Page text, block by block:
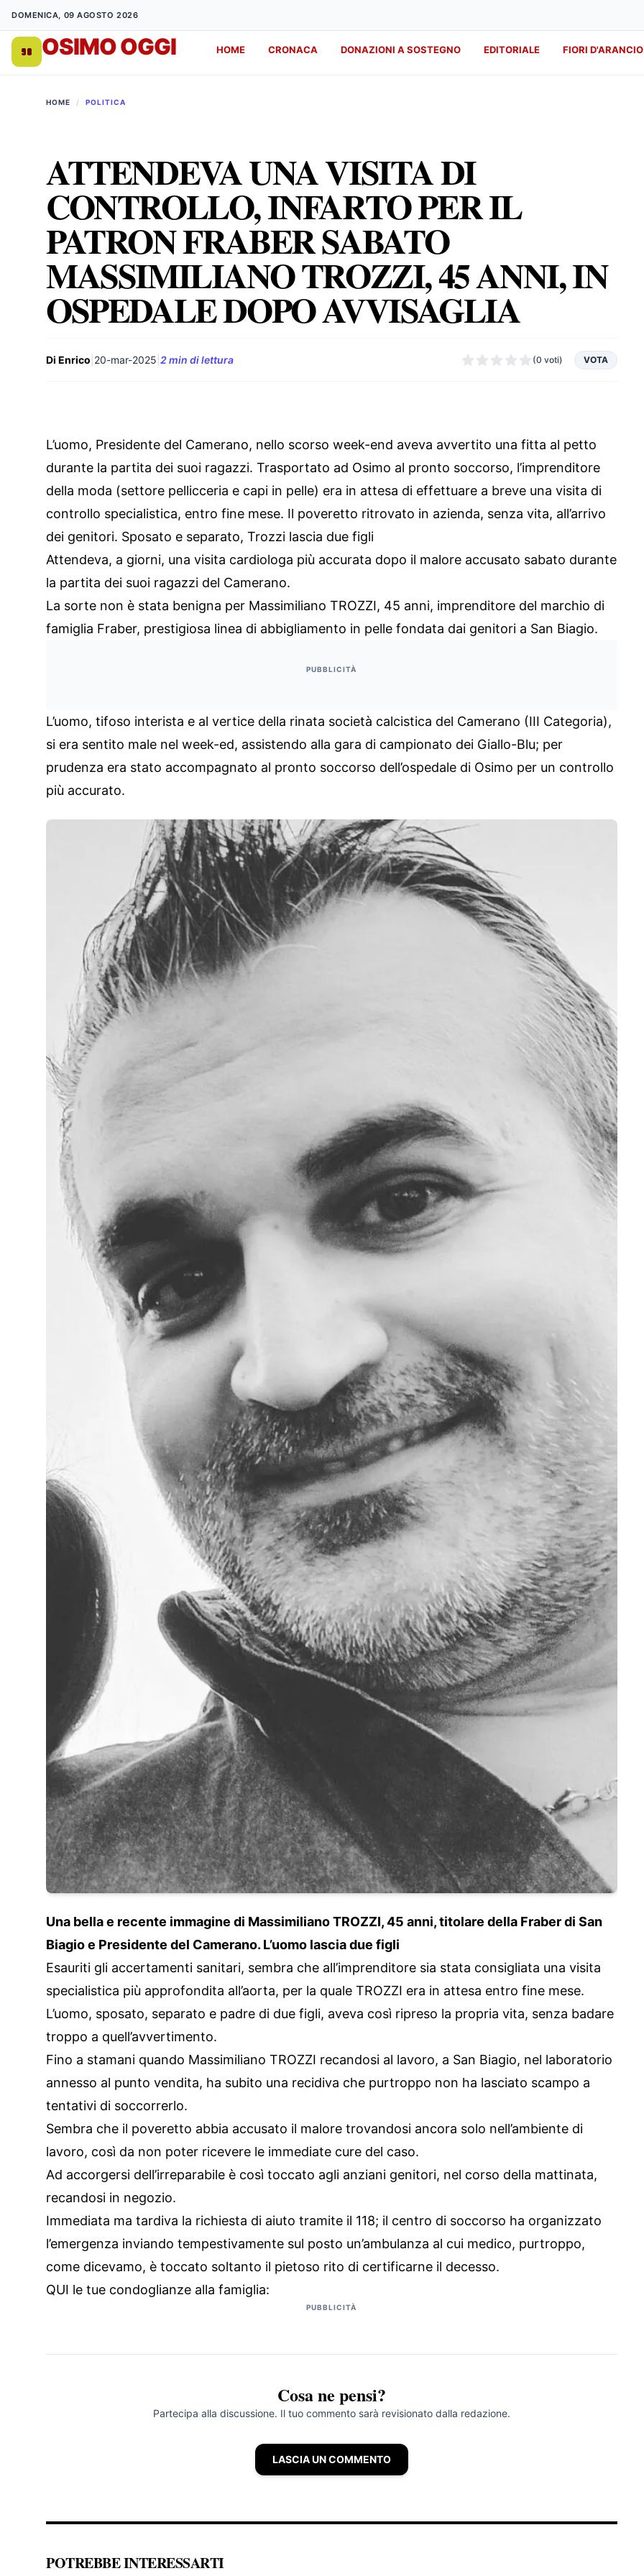
DOMENICA, 09 AGOSTO 2026
OSIMO OGGI HOME CRONACA DONAZIONI A SOSTEGNO EDITORIALE FIORI D'ARANCIO
HOME / POLITICA
ATTENDEVA UNA VISITA DI
CONTROLLO, INFARTO PER IL
PATRON FRABER SABATO
MASSIMILIANO TROZZI, 45 ANNI, IN
OSPEDALE DOPO AVVISAGLIA
Di Enrico 20-mar-2025 2 min di lettura (0 voti) VOTA
L’uomo, Presidente del Camerano, nello scorso week-end aveva avvertito una fitta al petto
durante la partita dei suoi ragazzi. Trasportato ad Osimo al pronto soccorso, l’imprenditore
della moda (settore pellicceria e capi in pelle) era in attesa di effettuare a breve una visita di
controllo specialistica, entro fine mese. Il poveretto ritrovato in azienda, senza vita, all’arrivo
dei genitori. Sposato e separato, Trozzi lascia due figli
Attendeva, a giorni, una visita cardiologa più accurata dopo il malore accusato sabato durante
la partita dei suoi ragazzi del Camerano.
La sorte non è stata benigna per Massimiliano TROZZI, 45 anni, imprenditore del marchio di
famiglia Fraber, prestigiosa linea di abbigliamento in pelle fondata dai genitori a San Biagio.
PUBBLICITÀ
L’uomo, tifoso interista e al vertice della rinata società calcistica del Camerano (III Categoria),
si era sentito male nel week-ed, assistendo alla gara di campionato dei Giallo-Blu; per
prudenza era stato accompagnato al pronto soccorso dell’ospedale di Osimo per un controllo
più accurato.
Una bella e recente immagine di Massimiliano TROZZI, 45 anni, titolare della Fraber di San
Biagio e Presidente del Camerano. L’uomo lascia due figli
Esauriti gli accertamenti sanitari, sembra che all’imprenditore sia stata consigliata una visita
specialistica più approfondita all’aorta, per la quale TROZZI era in attesa entro fine mese.
L’uomo, sposato, separato e padre di due figli, aveva così ripreso la propria vita, senza badare
troppo a quell’avvertimento.
Fino a stamani quando Massimiliano TROZZI recandosi al lavoro, a San Biagio, nel laboratorio
annesso al punto vendita, ha subito una recidiva che purtroppo non ha lasciato scampo a
tentativi di soccorrerlo.
Sembra che il poveretto abbia accusato il malore trovandosi ancora solo nell’ambiente di
lavoro, così da non poter ricevere le immediate cure del caso.
Ad accorgersi dell’irreparabile è così toccato agli anziani genitori, nel corso della mattinata,
recandosi in negozio.
Immediata ma tardiva la richiesta di aiuto tramite il 118; il centro di soccorso ha organizzato
l’emergenza inviando tempestivamente sul posto un’ambulanza al cui medico, purtroppo,
come dicevamo, è toccato soltanto il pietoso rito di certificarne il decesso.
QUI le tue condoglianze alla famiglia:
PUBBLICITÀ
Cosa ne pensi?
Partecipa alla discussione. Il tuo commento sarà revisionato dalla redazione.
LASCIA UN COMMENTO
POTREBBE INTERESSARTI